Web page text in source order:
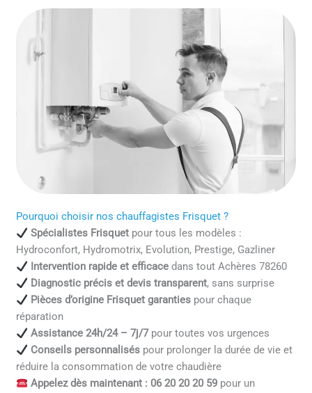
Pourquoi choisir nos chauffagistes Frisquet ?
Spécialistes Frisquetpour tous les modèles :
Hydroconfort, Hydromotrix, Evolution, Prestige, Gazliner
Intervention rapide et efficacedans tout Achères 78260
Diagnostic précis et devis transparent, sans surprise
Pièces d’origine Frisquet garantiespour chaque
réparation
Assistance 24h/24 – 7j/7pour toutes vos urgences
Conseils personnaliséspour prolonger la durée de vie et
réduire la consommation de votre chaudière
Appelez dès maintenant : 06 20 20 20 59pour un